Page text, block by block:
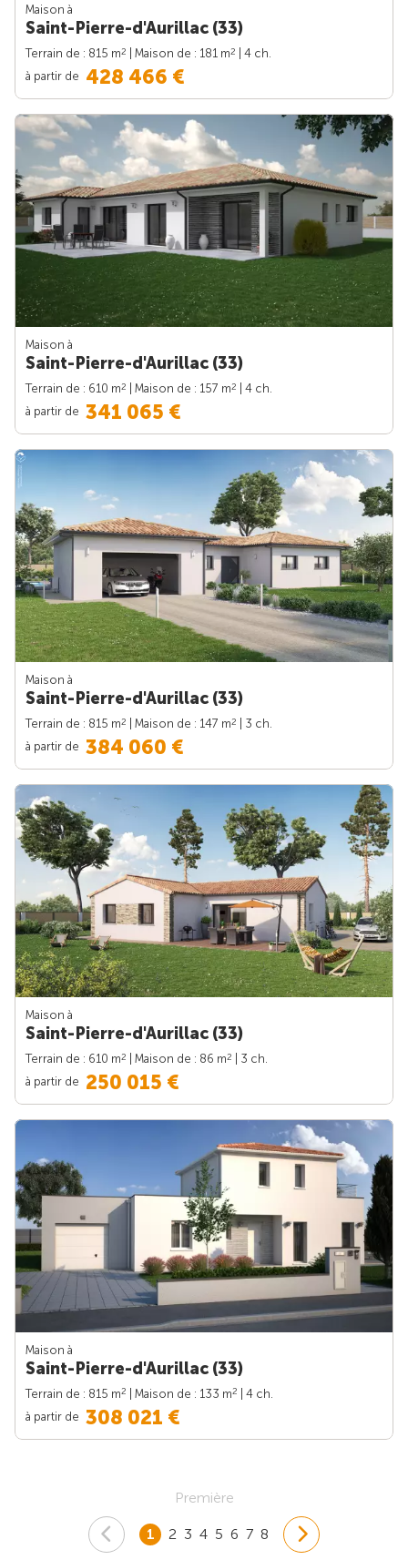
Maison à
Saint-Pierre-d'Aurillac (33)
Terrain de : 815 m2 | Maison de : 181 m2
| 4 ch.
à partir de 428 466 €
Maison à
Saint-Pierre-d'Aurillac (33)
Terrain de : 610 m2 | Maison de : 157 m2
| 4 ch.
à partir de 341 065 €
Maison à
Saint-Pierre-d'Aurillac (33)
Terrain de : 815 m2 | Maison de : 147 m2
| 3 ch.
à partir de 384 060 €
Maison à
Saint-Pierre-d'Aurillac (33)
Terrain de : 610 m2 | Maison de : 86 m2
| 3 ch.
à partir de 250 015 €
Maison à
Saint-Pierre-d'Aurillac (33)
Terrain de : 815 m2 | Maison de : 133 m2
| 4 ch.
à partir de 308 021 €
Première
1 2 3 4 5 6 7 8